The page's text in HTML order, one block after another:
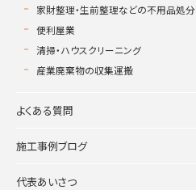
家財整理・生前整理などの不用品処分
便利屋業
清掃・ハウスクリーニング
産業廃棄物の収集運搬
よくある質問
施工事例ブログ
代表あいさつ